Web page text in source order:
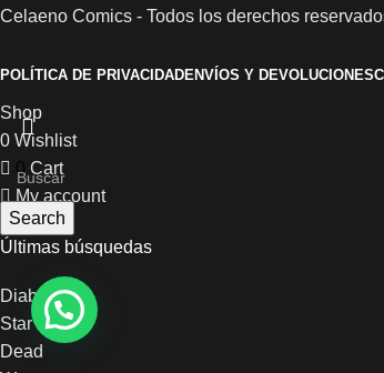
Celaeno Comics - Todos los derechos
POLÍTICA DE PRIVACIDADENVÍOS Y DEVOLUCIONES
Search
Últimas búsquedas
Diablo
Star
Dead
Shop
0 Wishlist
0 Cart
My account